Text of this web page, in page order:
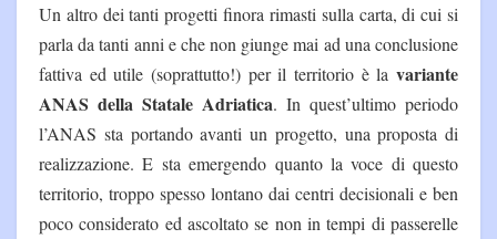
Un altro dei tanti progetti finora rimasti sulla carta, di cui si
parla da tanti anni e che non giunge mai ad una conclusione
fattiva ed utile (soprattutto!) per il territorio è la variante
ANAS della Statale Adriatica. In quest’ultimo periodo
l’ANAS sta portando avanti un progetto, una proposta di
realizzazione. E sta emergendo quanto la voce di questo
territorio, troppo spesso lontano dai centri decisionali e ben
poco considerato ed ascoltato se non in tempi di passerelle